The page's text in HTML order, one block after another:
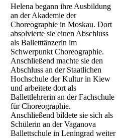
Helena begann ihre Ausbildung
an der Akademie der
Choreographie in Moskau. Dort
absolvierte sie einen Abschluss
als Balletttänzerin im
Schwerpunkt Choreographie.
Anschließend machte sie den
Abschluss an der Staatlichen
Hochschule der Kultur in Kiew
und arbeitete dort als
Ballettlehrerin an der Fachschule
für Choreographie.
Anschließend bildete sie sich als
Schülerin an der Vaganova
Ballettschule in Leningrad weiter